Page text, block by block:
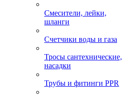
Смесители, лейки,
шланги
Счетчики воды и газа
Тросы сантехнические,
насадки
Трубы и фитинги PPR